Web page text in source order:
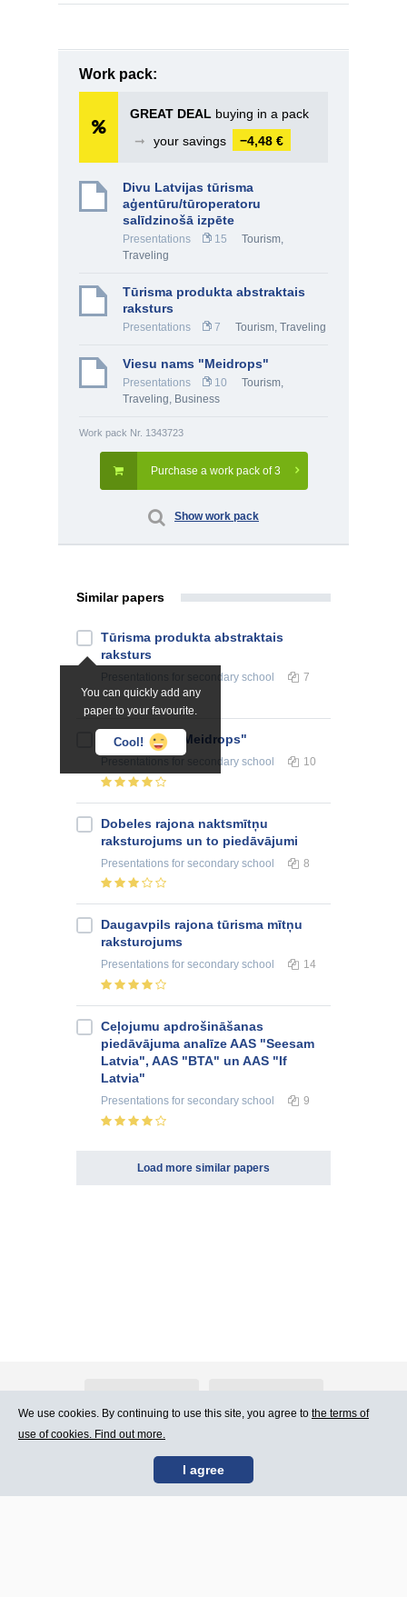
Work pack:
GREAT DEAL buying in a pack
➞
your savings −4,48 €
Divu Latvijas tūrisma
aģentūru/tūroperatoru
salīdzinošā izpēte
Presentations 15
Tourism,
Traveling
Tūrisma produkta abstraktais
raksturs
Presentations 7 Tourism, Traveling
Viesu nams "Meidrops"
Presentations 10
Tourism,
Traveling, Business
Work pack Nr. 1343723
Purchase a work pack of 3
Show work pack
Similar papers
You can quickly add any
paper to your favourite.
Cool!
Tūrisma produkta abstraktais
raksturs
for secondary school 7
Viesu nams "Meidrops"
for secondary school 10
Dobeles rajona naktsmītņu
raksturojums un to piedāvājumi
Presentations for secondary school 8
Daugavpils rajona tūrisma mītņu
raksturojums
Presentations for secondary school 14
Ceļojumu apdrošināšanas
piedāvājuma analīze AAS "Seesam
Latvia", AAS "BTA" un AAS "If
Latvia"
Presentations for secondary school 9
Load more similar papers
Contact Us Terms of Use
We use cookies. By continuing to use this site, you agree to the terms of
use of cookies. Find out more.
I agree